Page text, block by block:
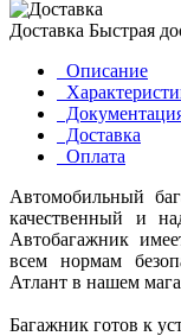
Доставка Быстрая
Описание
Доставка
Оплата
Автомобильный
качественный и
Автобагажник
всем нормам
Атлант в нашем
Багажник готов к